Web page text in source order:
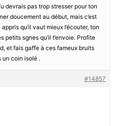
devrais pas trop stresser pour ton
doucement au début, mais c’est
qu’il vaut mieux l’écouter, ton
petits sgnes qu’il t’envoie. Profite
et fais gaffe à ces fameux bruits
un coin isolé .
#14857